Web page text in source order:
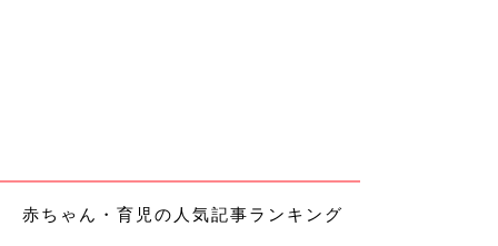
「通常は、1回目の接種後に副反応が見られなければ、同じワク
赤ちゃん・育児の人気記事ランキング